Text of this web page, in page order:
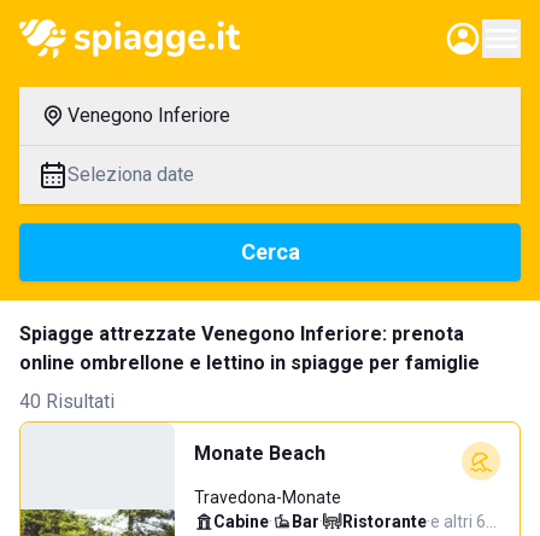
Venegono Inferiore
Seleziona date
Cerca
Spiagge attrezzate Venegono Inferiore: prenota
online ombrellone e lettino in spiagge per famiglie
40 Risultati
Monate Beach
Travedona-Monate
Cabine· Bar· Ristorante·e altri 6…